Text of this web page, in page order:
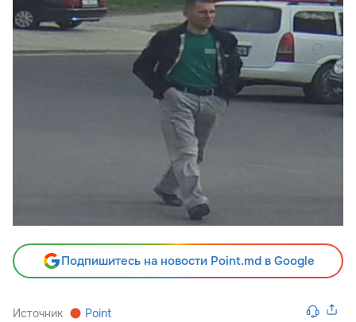
Подпишитесь на новости Point.md в Google
Источник Point